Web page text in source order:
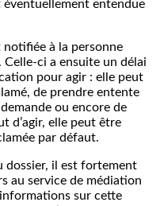
entendue
notifiée à la personne
ci a ensuite un délai
pour agir : elle peut
de prendre entente
ou encore de
d’agir, elle peut être
par défaut.
dossier, il est fortement
au service de médiation
sur cette